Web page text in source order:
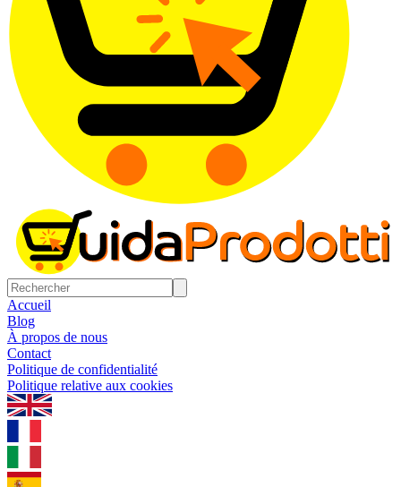
Accueil
Blog
À propos de nous
Contact
Politique de confidentialité
Politique relative aux cookies